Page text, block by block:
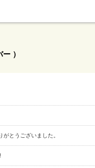
）
とうございました。